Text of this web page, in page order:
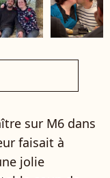
sur M6 dans
faisait à
jolie